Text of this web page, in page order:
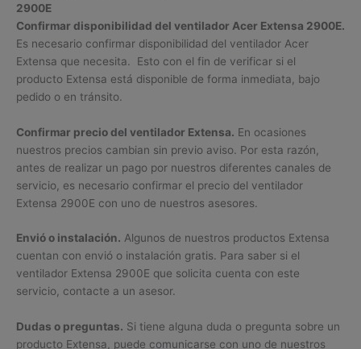
2900E
Confirmar disponibilidad del ventilador Acer Extensa 2900E.
Es necesario confirmar disponibilidad del ventilador Acer
Extensa que necesita. Esto con el fin de verificar si el
producto Extensa está disponible de forma inmediata, bajo
pedido o en tránsito.
Confirmar precio del ventilador Extensa. En ocasiones
nuestros precios cambian sin previo aviso. Por esta razón,
antes de realizar un pago por nuestros diferentes canales de
servicio, es necesario confirmar el precio del ventilador
Extensa 2900E con uno de nuestros asesores.
Envió o instalación. Algunos de nuestros productos Extensa
cuentan con envió o instalación gratis. Para saber si el
ventilador Extensa 2900E que solicita cuenta con este
servicio, contacte a un asesor.
Dudas o preguntas. Si tiene alguna duda o pregunta sobre un
producto Extensa, puede comunicarse con uno de nuestros